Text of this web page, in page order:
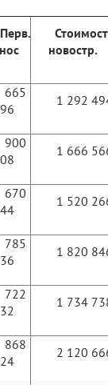
Перв.
новостр.
665
1 292
900
1 666
670
1 520
785
1 820
722
1 734
868
2 120